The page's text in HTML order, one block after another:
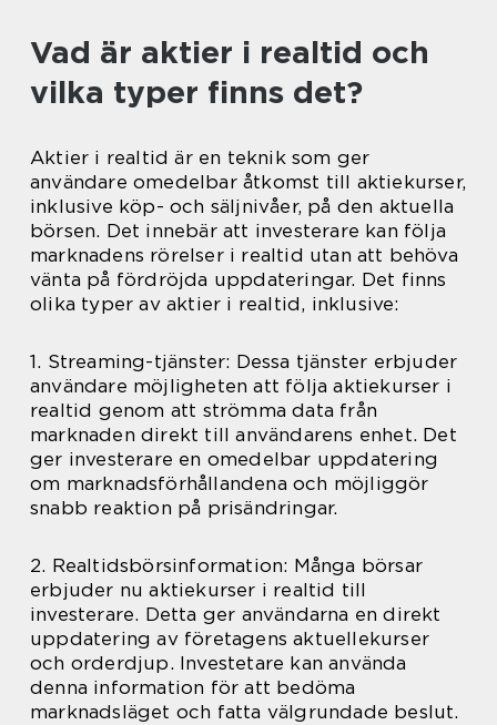
Vad är aktier i realtid och
vilka typer finns det?
Aktier i realtid är en teknik som ger
användare omedelbar åtkomst till aktiekurser,
inklusive köp- och säljnivåer, på den aktuella
börsen. Det innebär att investerare kan följa
marknadens rörelser i realtid utan att behöva
vänta på fördröjda uppdateringar. Det finns
olika typer av aktier i realtid, inklusive:
1. Streaming-tjänster: Dessa tjänster erbjuder
användare möjligheten att följa aktiekurser i
realtid genom att strömma data från
marknaden direkt till användarens enhet. Det
ger investerare en omedelbar uppdatering
om marknadsförhållandena och möjliggör
snabb reaktion på prisändringar.
2. Realtidsbörsinformation: Många börsar
erbjuder nu aktiekurser i realtid till
investerare. Detta ger användarna en direkt
uppdatering av företagens aktuellekurser
och orderdjup. Investetare kan använda
denna information för att bedöma
marknadsläget och fatta välgrundade beslut.